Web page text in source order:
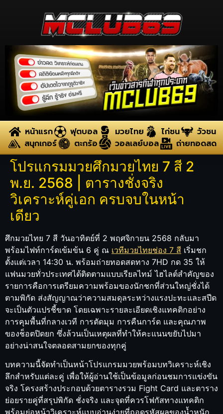
หน้าแรก ฟุตบอล มวยไทย ไก่ชน
วัวชน
สนุกเกอร์
ตะกร้อ วอลเลย์บอล ถ่ายทอดสด
โปรแกรมมวยศึกมวยไทย 7 สี 2
พ.ย. 2568 | ตารางชั่งจริง
วิเคราะห์คู่เอก ครบจบในหน้า
เดียว
ศึกมวยไทย 7 สี วันอาทิตย์ที่ 2 พฤศจิกายน 2568 กลับมา
พร้อมไฟท์การ์ดเข้มข้น 6 คู่ ณ เวทีมวยไทยช่อง 7 สี เริ่มชก
ตั้งแต่เวลา 14:30 น. พร้อมถ่ายทอดสดทาง 7HD กด 35 ให้
แฟนมวยทั่วประเทศได้ติดตามแบบเรียลไทม์ ไฮไลต์สำคัญของ
รายการคือการเตรียมความพร้อมของนักชกที่ส่วนใหญ่ชั่งได้
ตามพิกัด ส่งสัญญาณว่าความสมดุลระหว่างแรงปะทะและสปีด
จะเป็นตัวแปรชี้ขาด โดยเฉพาะรายละเอียดเชิงแทคติกอย่าง
การคุมพื้นที่กลางเวที การตัดมุม การคืนการ์ด และคุณภาพ
ของช็อตปิดยก ซึ่งล้วนเป็นเหตุผลที่ทำให้คะแนนขยับไปมา
อย่างน่าสนใจตลอดสามยกของทุกคู่
บทความนี้จัดทำเป็นหน้าโปรแกรมมวยพร้อมบทวิเคราะห์เชิง
ลึกสำหรับแต่ละคู่ เพื่อให้ผู้อ่านใช้เป็นข้อมูลก่อนชมการแข่งขัน
จริง โครงสร้างประกอบด้วยตารางรวม Fight Card และตาราง
ย่อยรายคู่ที่สรุปพิกัด ชั่งจริง และจุดที่ควรโฟกัสทางแทคติก